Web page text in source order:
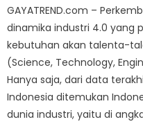
GAYATREND.com –
dinamika industri 4.0 yang
kebutuhan akan talenta-
(Science, Technology,
Hanya saja, dari data
Indonesia ditemukan
dunia industri, yaitu di